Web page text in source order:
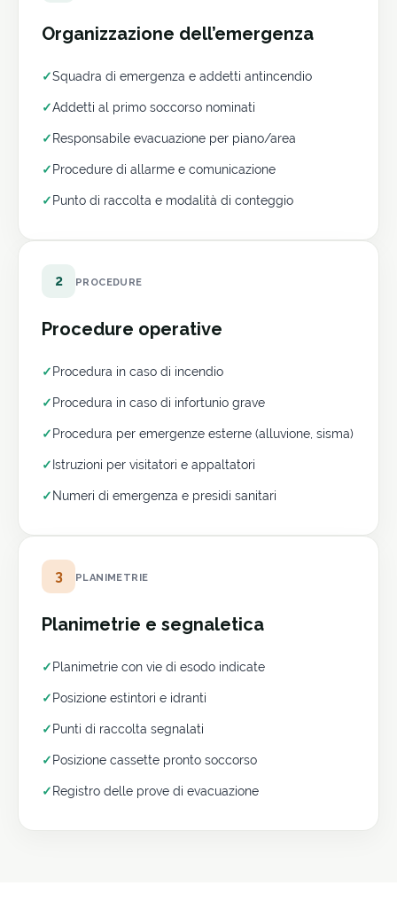
Organizzazione dell’emergenza
✓Squadra di emergenza e addetti antincendio
✓Addetti al primo soccorso nominati
✓ Responsabile evacuazione per piano/area
✓ Procedure di allarme e comunicazione
✓ Punto di raccolta e modalità di conteggio
2 PROCEDURE
Procedure operative
✓ Procedura in caso di incendio
✓ Procedura in caso di infortunio grave
✓ Procedura per emergenze esterne (alluvione, sisma)
✓ Istruzioni per visitatori e appaltatori
✓ Numeri di emergenza e presidi sanitari
3 PLANIMETRIE
Planimetrie e segnaletica
✓ Planimetrie con vie di esodo indicate
✓ Posizione estintori e idranti
✓ Punti di raccolta segnalati
✓ Posizione cassette pronto soccorso
✓ Registro delle prove di evacuazione